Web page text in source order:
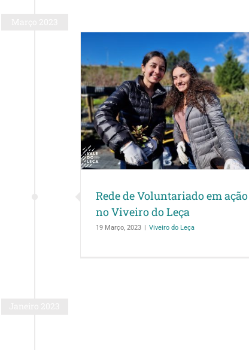
em ação no
Rede de Voluntariado em ação
no Viveiro do Leça
19 Março, 2023 | Viveiro do Leça